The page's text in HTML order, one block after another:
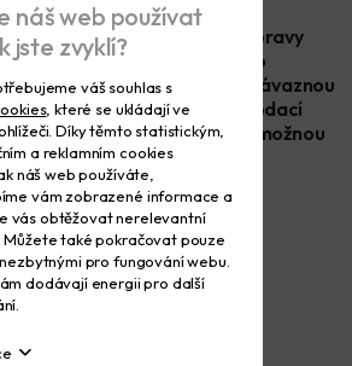
obtížně kalkuluje cena dopravy
a velké hmotnosti. Pro
nám prosím zašlete nezávaznou
požadovaný počet kusů a dodací
můžeme nabídnout nejlepší možnou
NEZÁVAZNOU POPTÁVKU
náš web používat
jste zvyklí?
váš souhlas s
, které se ukládají ve
Díky těmto statistickým,
a reklamním cookies
náš web používáte,
vám zobrazené informace a
vás obtěžovat nerelevantní
Můžete také pokračovat pouze
pro fungování webu.
dodávají energii pro další